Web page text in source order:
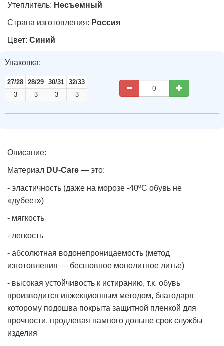
Утеплитель: Несъемный
Страна изготовления: Россия
Цвет: Синий
Упаковка:
27/28
3
28/29
3
30/31
3
32/33
3
Описание:
Материал DU-Care — это:
- эластичность (даже на морозе -40ºС обувь не
«дубеет»)
- мягкость
- легкость
- абсолютная водонепроницаемость (метод
изготовления — бесшовное монолитное литье)
- высокая устойчивость к истиранию, т.к. обувь
производится инжекционным методом, благодаря
которому подошва покрыта защитной пленкой для
прочности, продлевая намного дольше срок службы
изделия